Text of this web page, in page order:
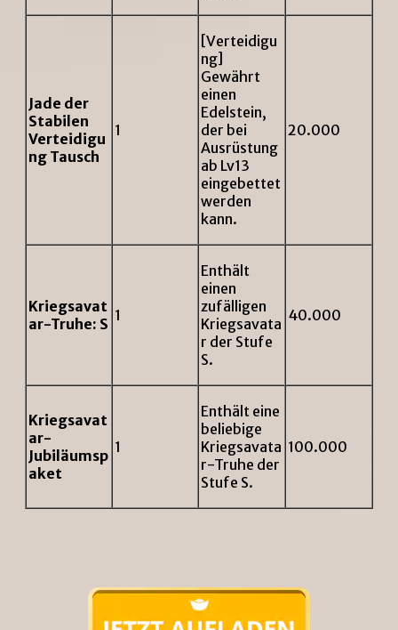
Jade der
Stabilen
Verteidigu
ng Tausch
1
[Verteidigu
ng]
Gewährt
einen
Edelstein,
der bei
Ausrüstung
ab Lv13
eingebettet
werden
kann.
20.000
Kriegsavat
ar-Truhe: S 1
Enthält
einen
zufälligen
Kriegsavata
r der Stufe
S.
40.000
Kriegsavat
ar-
Jubiläumsp
aket
1
Enthält eine
beliebige
Kriegsavata
r-Truhe der
Stufe S.
100.000